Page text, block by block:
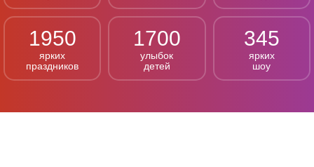
1950
ярких
праздников
1700
улыбок
детей
345
ярких
шоу